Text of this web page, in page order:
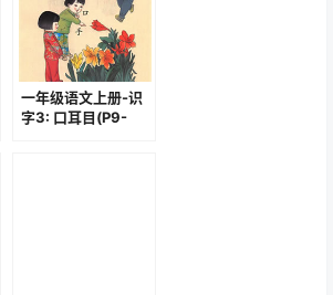
一年级语文上册-识
字3: 口耳目(P9-